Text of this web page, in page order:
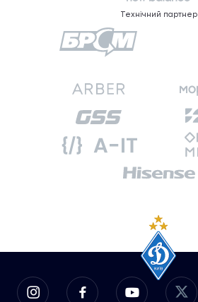
Технічний партнер